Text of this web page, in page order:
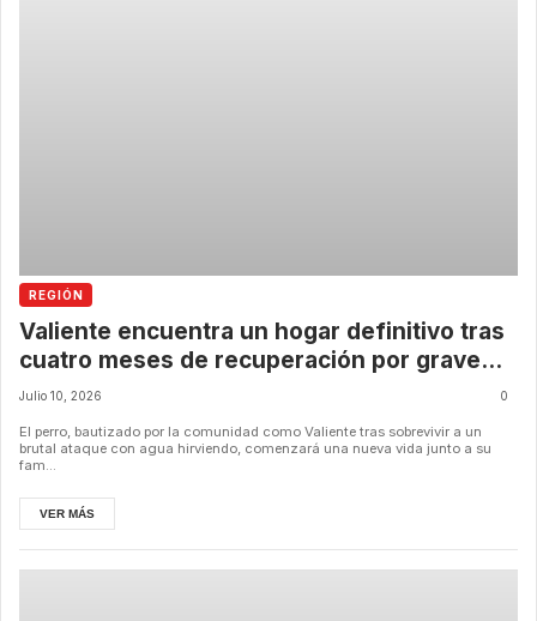
REGIÓN
Valiente encuentra un hogar definitivo tras
cuatro meses de recuperación por grave
caso de maltrato animal en Illapel
Julio 10, 2026 0
El perro, bautizado por la comunidad como Valiente tras sobrevivir a un
brutal ataque con agua hirviendo, comenzará una nueva vida junto a su
fam...
VER MÁS